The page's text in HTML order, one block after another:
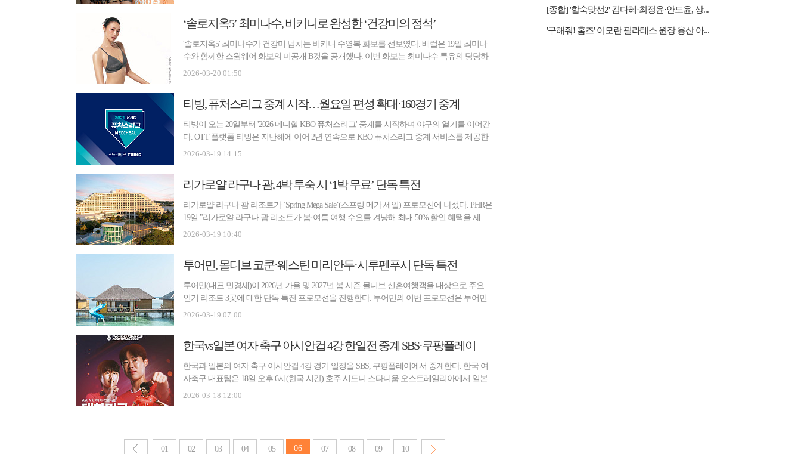
‘솔로지옥5’ 최미나수, 비키니로 완성한 ‘건강미의 정석’
'솔로지옥5' 최미나수가 건강미 넘치는 비키니 수영복 화보를 선보였다. 배럴은 19일 최미나
수와 함께한 스윔웨어 화보의 미공개 B컷을 공개했다. 이번 화보는 최미나수 특유의 당당하
고 건...
2026-03-20 01:50
티빙, 퓨처스리그 중계 시작…월요일 편성 확대·160경기 중계
티빙이 오는 20일부터 '2026 메디힐 KBO 퓨처스리그' 중계를 시작하며 야구의 열기를 이어간
다. OTT 플랫폼 티빙은 지난해에 이어 2년 연속으로 KBO 퓨처스리그 중계 서비스를 제공한
다고 19...
2026-03-19 14:15
리가로얄 라구나 괌, 4박 투숙 시 ‘1박 무료’ 단독 특전
리가로얄 라구나 괌 리조트가 ‘Spring Mega Sale’(스프링 메가 세일) 프로모션에 나섰다. PHR은
19일 "리가로얄 라구나 괌 리조트가 봄·여름 여행 수요를 겨냥해 최대 50% 할인 혜택을 제
공...
2026-03-19 10:40
투어민, 몰디브 코쿤·웨스틴 미리안두·시루펜푸시 단독 특전
투어민(대표 민경세)이 2026년 가을 및 2027년 봄 시즌 몰디브 신혼여행객을 대상으로 주요
인기 리조트 3곳에 대한 단독 특전 프로모션을 진행한다. 투어민의 이번 프로모션은 투어민
의 핵...
2026-03-19 07:00
한국vs일본 여자 축구 아시안컵 4강 한일전 중계 SBS·쿠팡플레이
한국과 일본의 여자 축구 아시안컵 4강 경기 일정을 SBS, 쿠팡플레이에서 중계한다. 한국 여
자축구 대표팀은 18일 오후 6시(한국 시간) 호주 시드니 스타디움 오스트레일리아에서 일본
을 상...
2026-03-18 12:00
01 02 03 04 05 06 07 08 09 10
[종합] '합숙맞선2' 김다혜·최정윤·안도윤, 상...
'구해줘! 홈즈' 이모란 필라테스 원장 용산 아...